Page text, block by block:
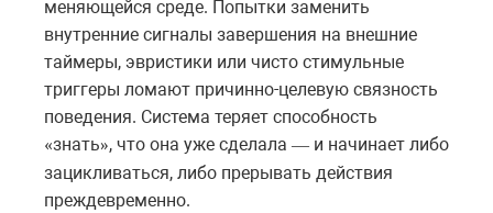
меняющейся среде. Попытки заменить
внутренние сигналы завершения на внешние
таймеры, эвристики или чисто стимульные
триггеры ломают причинно-целевую связность
поведения. Система теряет способность
«знать», что она уже сделала — и начинает либо
зацикливаться, либо прерывать действия
преждевременно.